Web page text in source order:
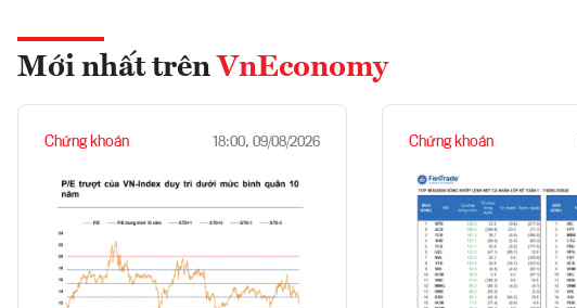
Mới nhất trên VnEconomy
Chứng khoán 18:00, 09/08/2026 Chứng khoán